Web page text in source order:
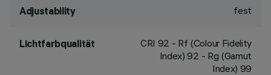
Adjustability fest
Lichtfarbqualität CRI 92 - Rf (Colour Fidelity
Index) 92 - Rg (Gamut
Index) 99